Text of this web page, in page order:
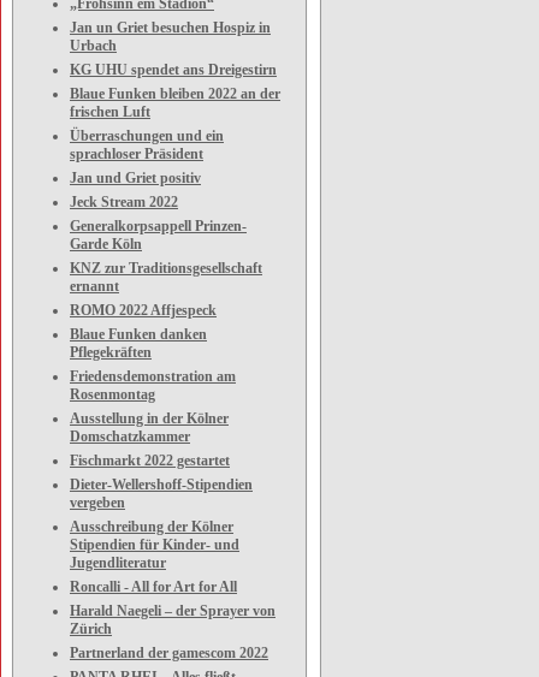
„Frohsinn em Stadion“
Jan un Griet besuchen Hospiz in
Urbach
KG UHU spendet ans Dreigestirn
Blaue Funken bleiben 2022 an der
frischen Luft
Überraschungen und ein
sprachloser Präsident
Jan und Griet positiv
Jeck Stream 2022
Generalkorpsappell Prinzen-
Garde Köln
KNZ zur Traditionsgesellschaft
ernannt
ROMO 2022 Affjespeck
Blaue Funken danken
Pflegekräften
Friedensdemonstration am
Rosenmontag
Ausstellung in der Kölner
Domschatzkammer
Fischmarkt 2022 gestartet
Dieter-Wellershoff-Stipendien
vergeben
Ausschreibung der Kölner
Stipendien für Kinder- und
Jugendliteratur
Roncalli - All for Art for All
Harald Naegeli – der Sprayer von
Zürich
Partnerland der gamescom 2022